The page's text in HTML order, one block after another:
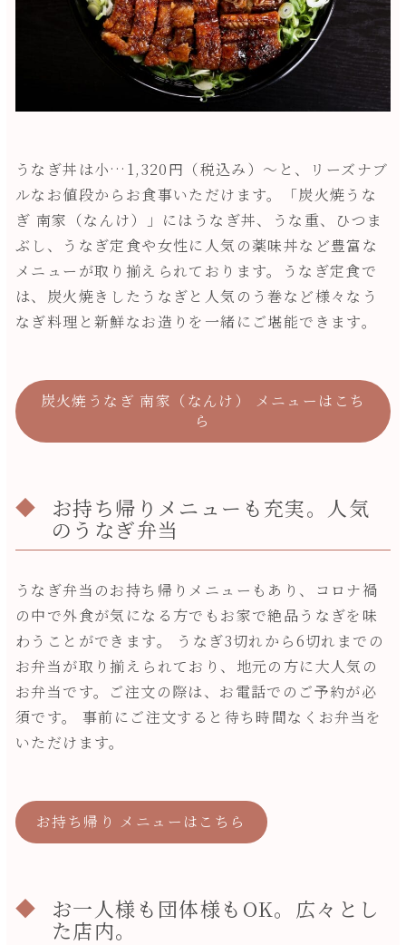
うなぎ丼は小…1,320円（税込み）～と、リーズナブ
ルなお値段からお食事いただけます。「炭火焼うな
ぎ 南家（なんけ）」にはうなぎ丼、うな重、ひつま
ぶし、うなぎ定食や女性に人気の薬味丼など豊富な
メニューが取り揃えられております。うなぎ定食で
は、炭火焼きしたうなぎと人気のう巻など様々なう
なぎ料理と新鮮なお造りを一緒にご堪能できます。
炭火焼うなぎ 南家（なんけ） メニューはこち
ら
お持ち帰りメニューも充実。人気
のうなぎ弁当
うなぎ弁当のお持ち帰りメニューもあり、コロナ禍
の中で外食が気になる方でもお家で絶品うなぎを味
わうことができます。 うなぎ3切れから6切れまでの
お弁当が取り揃えられており、地元の方に大人気の
お弁当です。ご注文の際は、お電話でのご予約が必
須です。 事前にご注文すると待ち時間なくお弁当を
いただけます。
お持ち帰り メニューはこちら
お一人様も団体様もOK。広々とし
た店内。